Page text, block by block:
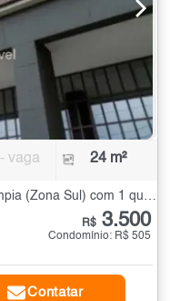
- vaga 24 m²
R$ 3.500
Condomínio: R$ 505
Contatar